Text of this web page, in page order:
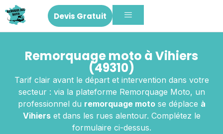
Devis Gratuit
Remorquage moto à Vihiers
(49310)
Tarif clair avant le départ et intervention dans votre
secteur : via la plateforme Remorquage Moto, un
professionnel du remorquage motose déplace à
Vihierset dans les rues alentour. Complétez le
formulaire ci-dessus.